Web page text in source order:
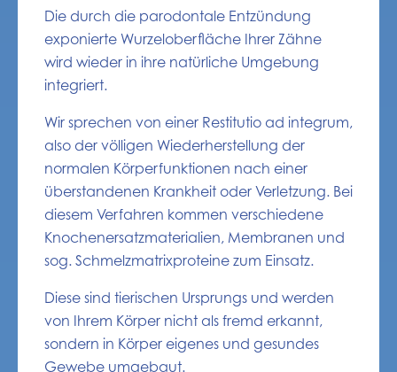
Die durch die parodontale Entzündung
exponierte Wurzeloberfläche Ihrer Zähne
wird wieder in ihre natürliche Umgebung
integriert.
Wir sprechen von einer Restitutio ad integrum,
also der völligen Wiederherstellung der
normalen Körperfunktionen nach einer
überstandenen Krankheit oder Verletzung. Bei
diesem Verfahren kommen verschiedene
Knochenersatzmaterialien, Membranen und
sog. Schmelzmatrixproteine zum Einsatz.
Diese sind tierischen Ursprungs und werden
von Ihrem Körper nicht als fremd erkannt,
sondern in Körper eigenes und gesundes
Gewebe umgebaut.